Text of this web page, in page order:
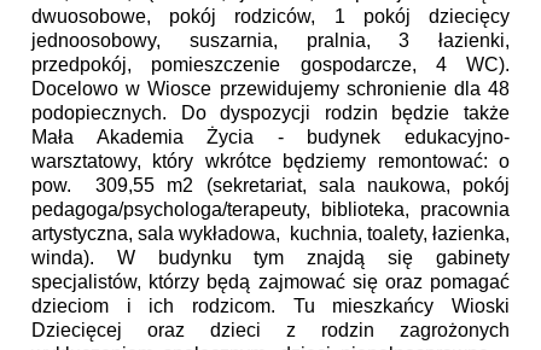
dwuosobowe, pokój rodziców, 1 pokój dziecięcy
jednoosobowy, suszarnia, pralnia, 3 łazienki,
przedpokój, pomieszczenie gospodarcze, 4 WC).
Docelowo w Wiosce przewidujemy schronienie dla 48
podopiecznych. Do dyspozycji rodzin będzie także
Mała Akademia Życia - budynek edukacyjno-
warsztatowy, który wkrótce będziemy remontować: o
pow. 309,55 m2 (sekretariat, sala naukowa, pokój
pedagoga/psychologa/terapeuty, biblioteka, pracownia
artystyczna, sala wykładowa, kuchnia, toalety, łazienka,
winda). W budynku tym znajdą się gabinety
specjalistów, którzy będą zajmować się oraz pomagać
dzieciom i ich rodzicom. Tu mieszkańcy Wioski
Dziecięcej oraz dzieci z rodzin zagrożonych